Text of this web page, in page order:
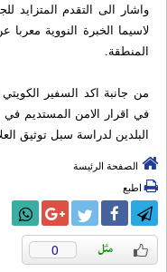
واشار الى التقدم المتزايد
لاسيما الخبرة النووية
المنطقة.
من جانبة اكد السفير
في اقرار الامن المستديم
البلدين لدراسة سبل توثيق
الصفحة الرئيسة
اطبع
0